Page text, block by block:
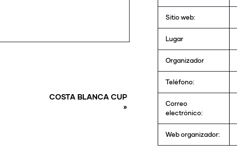
Sitio web:
Lugar
Organizador
Teléfono:
Correo
electrónico:
Web organizador:
COSTA BLANCA CUP
»